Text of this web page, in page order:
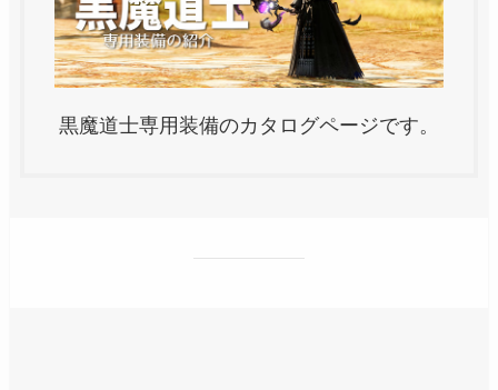
黒魔道士専用装備のカタログページです。